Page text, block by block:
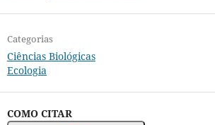
Categorias
Ciências Biológicas
Ecologia
COMO CITAR